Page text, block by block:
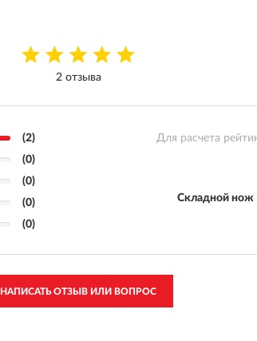
2 отзыва
(2)
(0)
(0)
(0)
(0)
Для расчета
Складной нож
НАПИСАТЬ ОТЗЫВ ИЛИ ВОПРОС